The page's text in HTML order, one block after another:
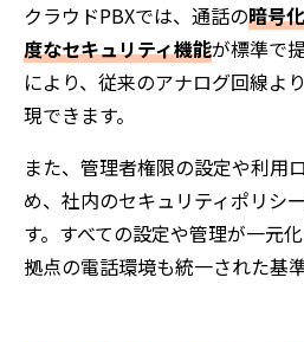
クラウドPBXでは、通話の暗号
度なセキュリティ機能が標準で
により、従来のアナログ回線よ
現できます。
また、管理者権限の設定や利用
め、社内のセキュリティポリシ
す。すべての設定や管理が一元
拠点の電話環境も統一された基